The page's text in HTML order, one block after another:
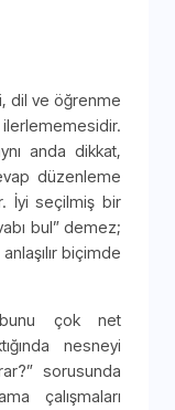
dil ve öğrenme
anda dikkat,
düzenleme
İyi seçilmiş bir
bul” demez;
biçimde
çok net
nesneyi
sorusunda
çalışmaları